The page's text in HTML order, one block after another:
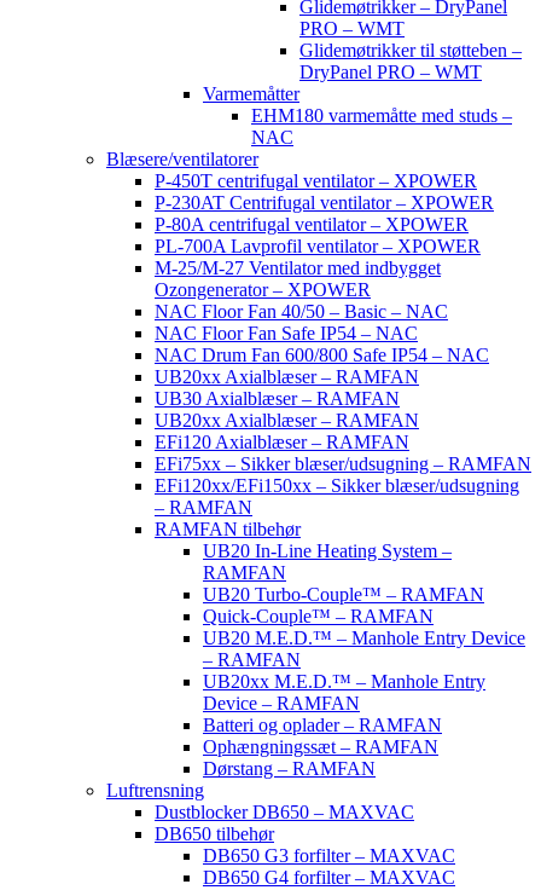
Glidemøtrikker – DryPanel
PRO – WMT
Glidemøtrikker til støtteben –
DryPanel PRO – WMT
Varmemåtter
EHM180 varmemåtte med studs –
NAC
Blæsere/ventilatorer
P-450T centrifugal ventilator – XPOWER
P-230AT Centrifugal ventilator – XPOWER
P-80A centrifugal ventilator – XPOWER
PL-700A Lavprofil ventilator – XPOWER
M-25/M-27 Ventilator med indbygget
Ozongenerator – XPOWER
NAC Floor Fan 40/50 – Basic – NAC
NAC Floor Fan Safe IP54 – NAC
NAC Drum Fan 600/800 Safe IP54 – NAC
UB20xx Axialblæser – RAMFAN
UB30 Axialblæser – RAMFAN
UB20xx Axialblæser – RAMFAN
EFi120 Axialblæser – RAMFAN
EFi75xx – Sikker blæser/udsugning – RAMFAN
EFi120xx/EFi150xx – Sikker blæser/udsugning
– RAMFAN
RAMFAN tilbehør
UB20 In-Line Heating System –
RAMFAN
UB20 Turbo-Couple™ – RAMFAN
Quick-Couple™ – RAMFAN
UB20 M.E.D.™ – Manhole Entry Device
– RAMFAN
UB20xx M.E.D.™ – Manhole Entry
Device – RAMFAN
Batteri og oplader – RAMFAN
Ophængningssæt – RAMFAN
Dørstang – RAMFAN
Luftrensning
Dustblocker DB650 – MAXVAC
DB650 tilbehør
DB650 G3 forfilter – MAXVAC
DB650 G4 forfilter – MAXVAC